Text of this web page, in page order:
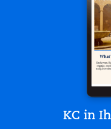
KC in